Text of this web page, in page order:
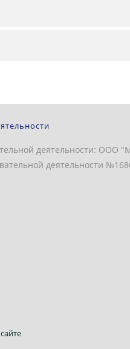
деятельности: ООО
деятельности
Откроется